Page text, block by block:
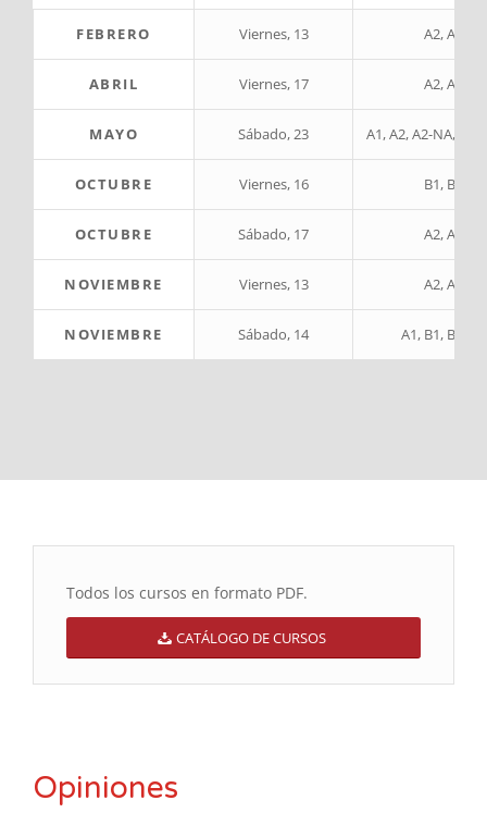
FEBRERO Viernes, 13 A2, A2-NA
ABRIL Viernes, 17 A2, A2-NA
MAYO Sábado, 23 A1, A2, A2-NA, B1,
OCTUBRE Viernes, 16 B1, B2, C1
OCTUBRE Sábado, 17 A2, A2-NA
NOVIEMBRE Viernes, 13 A2, A2-NA
NOVIEMBRE Sábado, 14 A1, B1, B2,
Todos los cursos en formato PDF.
CATÁLOGO DE CURSOS
Opiniones